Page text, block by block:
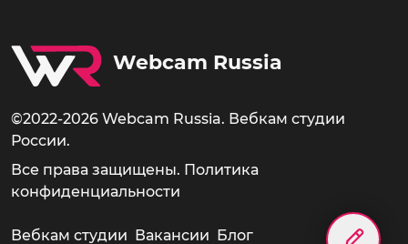
Webcam Russia
©2022-2026 Webcam Russia. Вебкам студии
России.
Все права защищены. Политика
конфиденциальности
Вебкам студии Вакансии Блог